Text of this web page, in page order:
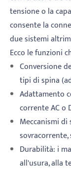
tensione o la
consente la
due sistemi
Ecco le funzioni
Conversione
tipi di spina
Adattamento
corrente AC o
Meccanismi
Durabilità: i
all'usura, alla